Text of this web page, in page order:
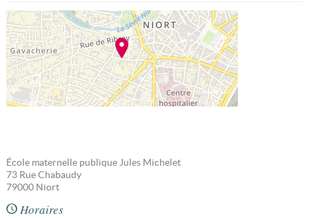
École maternelle publique Jules Michelet
73 Rue Chabaudy
79000 Niort
Horaires